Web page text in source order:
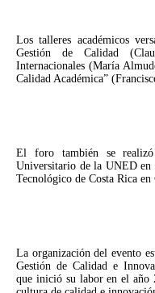
Los talleres académicos
Gestión de Calidad
Internacionales (María
Calidad Académica”
El foro también se
Universitario de la UNED en
Tecnológico de Costa Rica en
La organización del evento
Gestión de Calidad e
que inició su labor en el año